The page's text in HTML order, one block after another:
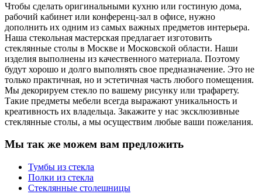
Чтобы сделать оригинальными кухню или гостиную дома,
рабочий кабинет или конференц-зал в офисе, нужно
дополнить их одним из самых важных предметов интерьера.
Наша стекольная мастерская предлагает изготовить
стеклянные столы в Москве и Московской области. Наши
изделия выполнены из качественного материала. Поэтому
будут хорошо и долго выполнять свое предназначение. Это не
только практичная, но и эстетичная часть любого помещения.
Мы декорируем стекло по вашему рисунку или трафарету.
Такие предметы мебели всегда выражают уникальность и
креативность их владельца. Закажите у нас эксклюзивные
стеклянные столы, а мы осуществим любые ваши пожелания.
Мы так же можем вам предложить
Тумбы из стекла
Полки из стекла
Стеклянные столешницы